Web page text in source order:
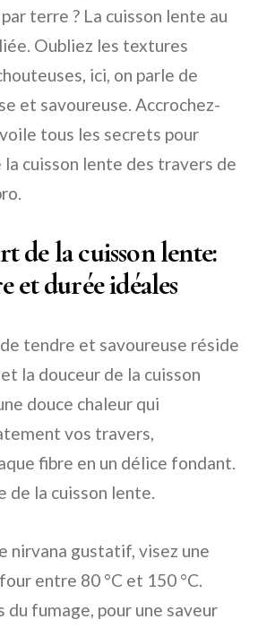
terre ? La cuisson lente au
Oubliez les textures
ici, on parle de
et savoureuse. Accrochez-
tous les secrets pour
la cuisson lente des travers de
de la cuisson lente:
et durée idéales
tendre et savoureuse réside
la douceur de la cuisson
douce chaleur qui
vos travers,
fibre en un délice fondant.
de la cuisson lente.
nirvana gustatif, visez une
entre 80 °C et 150 °C.
du fumage, pour une saveur